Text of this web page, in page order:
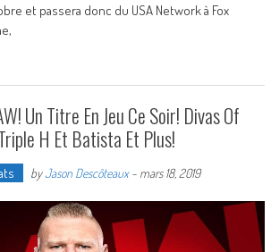
et passera donc du USA Network à Fox
Un Titre En Jeu Ce Soir! Divas Of
H Et Batista Et Plus!
byJason Descôteaux- mars 18, 2019